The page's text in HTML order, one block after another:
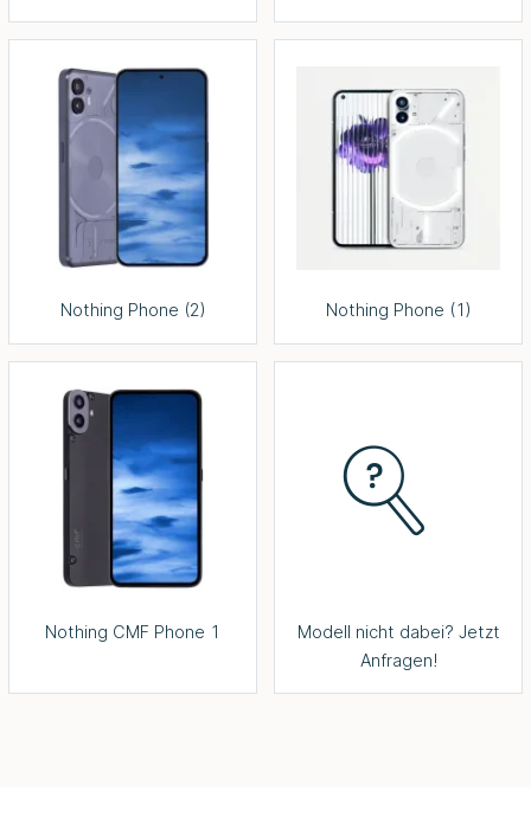
Nothing Phone (2) Nothing Phone (1)
Nothing CMF Phone 1
Modell nicht dabei? Jetzt
Anfragen!